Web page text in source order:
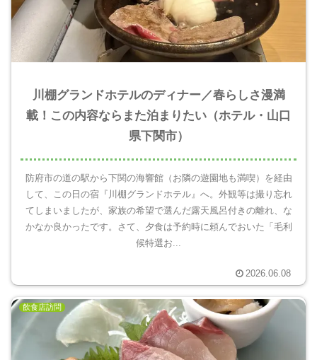
川棚グランドホテルのディナー／春らしさ漫満
載！この内容ならまた泊まりたい（ホテル・山口
県下関市）
防府市の道の駅から下関の海響館（お隣の遊園地も満喫）を経由
して、この日の宿『川棚グランドホテル』へ。外観等は撮り忘れ
てしまいましたが、家族の希望で選んだ露天風呂付きの離れ、な
かなか良かったです。さて、夕食は予約時に頼んでおいた「毛利
候特選お...
2026.06.08
飲食店訪問